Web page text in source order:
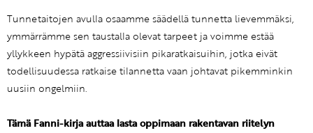
Tunnetaitojen avulla osaamme säädellä tunnetta lievemmäksi,
ymmärrämme sen taustalla olevat tarpeet ja voimme estää
yllykkeen hypätä aggressiivisiin pikaratkaisuihin, jotka eivät
todellisuudessa ratkaise tilannetta vaan johtavat pikemminkin
uusiin ongelmiin.
Tämä Fanni-kirja auttaa lasta oppimaan rakentavan riitelyn